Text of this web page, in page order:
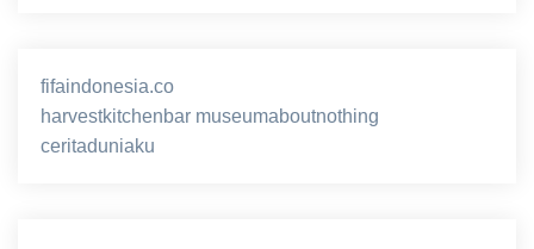
fifaindonesia.co
harvestkitchenbar museumaboutnothing
ceritaduniaku